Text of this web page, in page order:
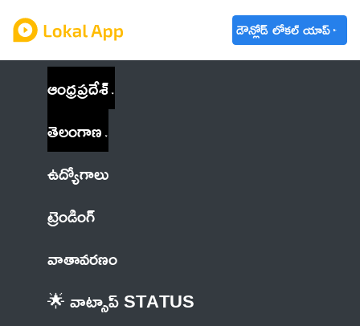
డౌన్లోడ్ లోకల్ యాప్
ఆంధ్రప్రదేశ్
తెలంగాణ
ఉద్యోగాలు
ట్రెండింగ్
వాతావరణం
🌟 వాట్సాప్ STATUS